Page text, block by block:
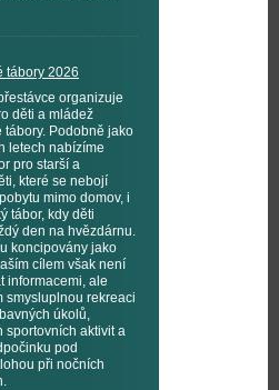
tábory 2026
organizuje
děti a mládež
tábory. Podobně jako
letech nabízíme
pro starší a
které se nebojí
mimo domov, i
tábor, kdy děti
den na hvězdárnu.
koncipovány jako
cílem však není
informacemi, ale
smysluplnou rekreaci
úkolů,
sportovních aktivit a
pod
při nočních